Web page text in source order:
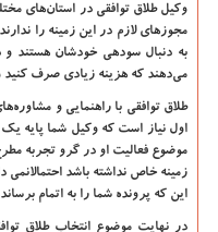
وکیل طلاق توافقی در استان‌های
مجوزهای لازم در این زمینه را
به دنبال سودهی خودشان هستند و
می‌دهند که هزینه زیادی صرف کنید
طلاق توافقی با راهنمایی و
اول نیاز است که وکیل شما پایه
موضوع فعالیت او در گرو تجربه
زمینه خاص نداشته باشد
این که پرونده شما را به اتمام
در نهایت موضوع انتخاب طلاق